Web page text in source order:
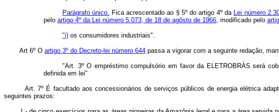
Parágrafo único. Fica acrescentado ao § 5º do artigo 4º da Lei número
pelo artigo 4º da Lei número 5.073, de 18 de agôsto de 1966, modificado pelo
"i) os consumidores industriais".
Art 6º O artigo 3º do Decreto-lei número 644 passa a vigorar com a seguinte redação,
"Art. 3º O empréstimo compulsório em favor da ELETROBRÁS será
definida em lei"
Art. 7º É facultado aos concessionários de serviços públicos de energia elétrica
seguintes prazos: